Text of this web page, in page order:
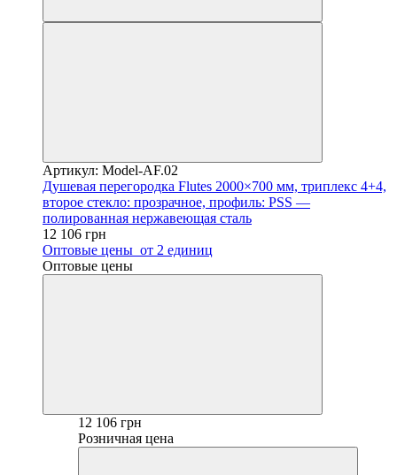
Артикул: Model-AF.02
Душевая перегородка Flutes 2000×700 мм, триплекс 4+4,
второе стекло: прозрачное, профиль: PSS —
полированная нержавеющая сталь
12 106 грн
Оптовые цены от 2 единиц
Оптовые цены
12 106 грн
Розничная цена